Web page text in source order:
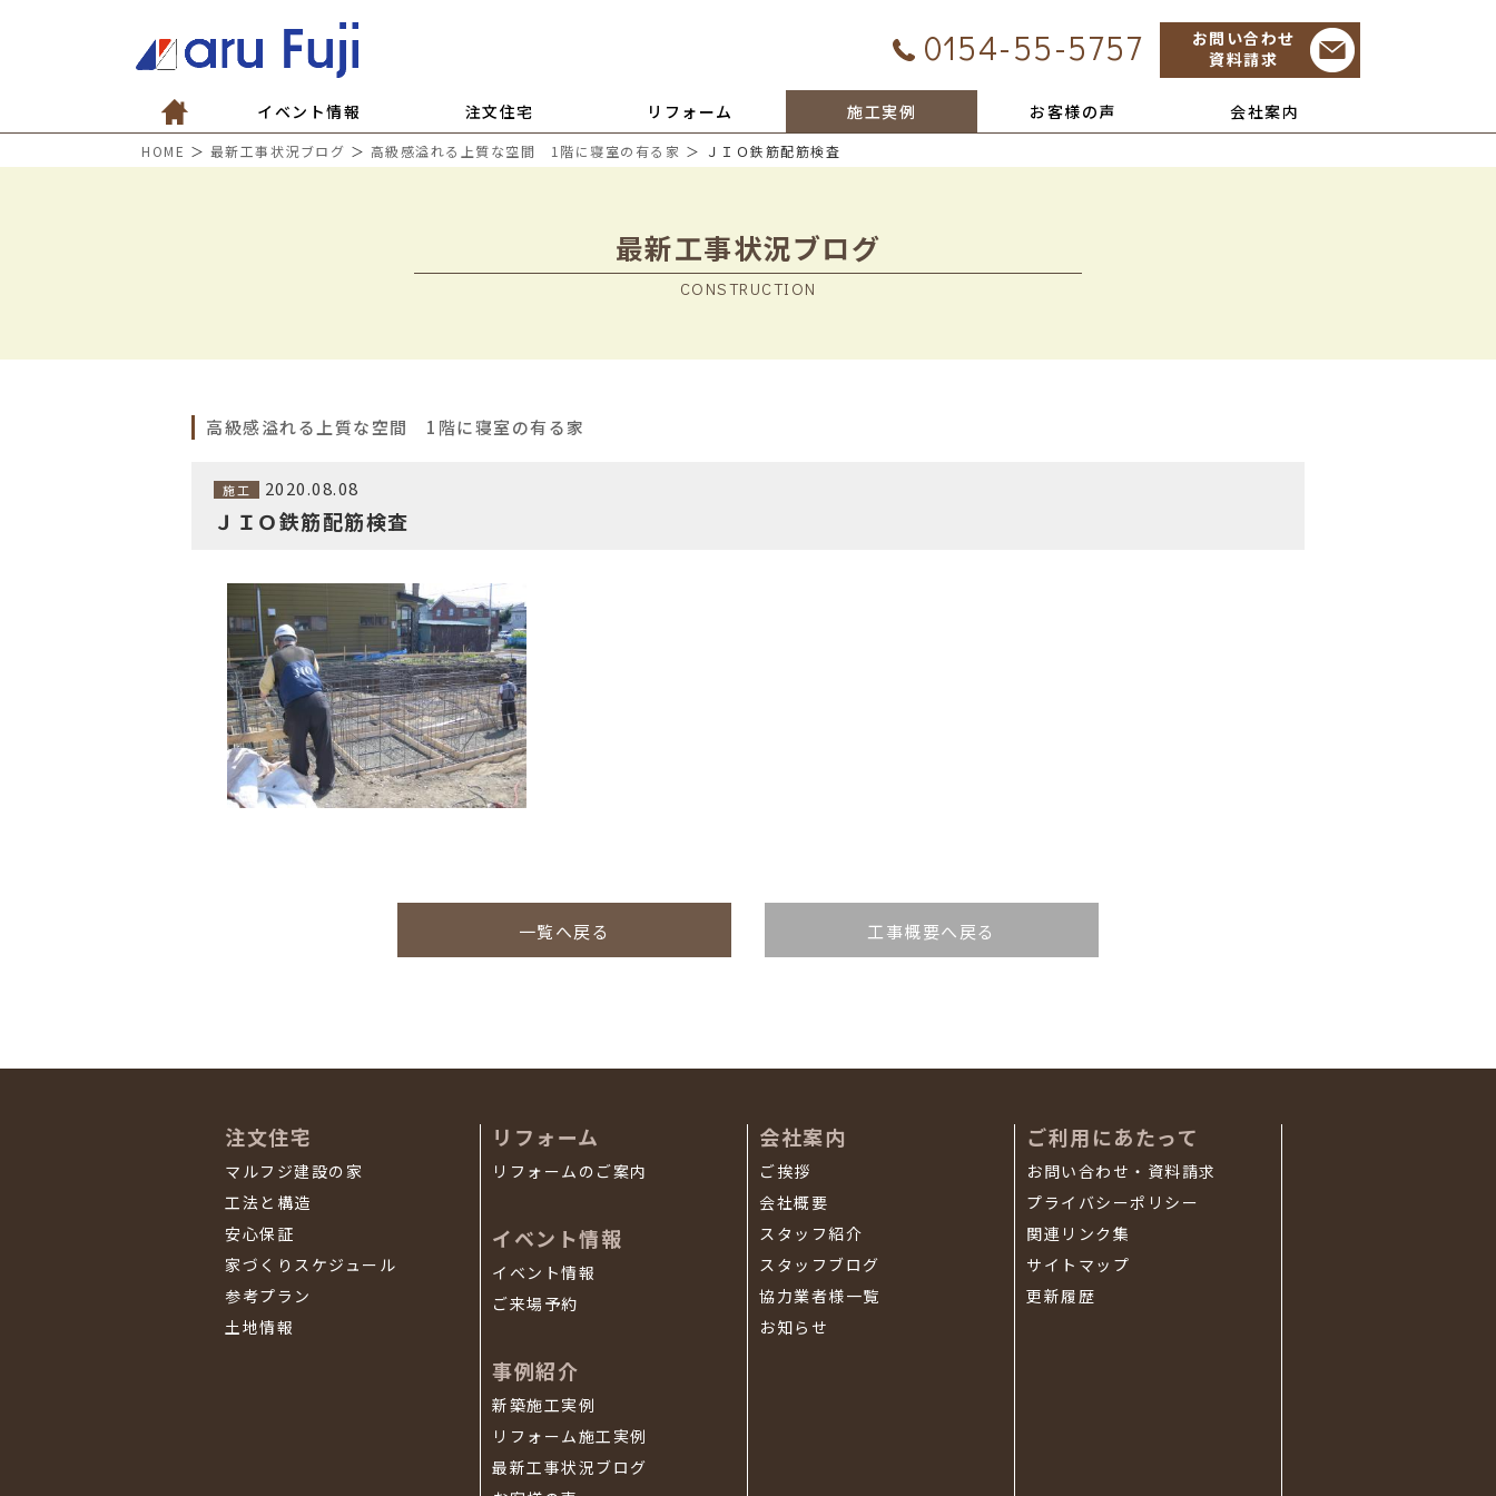
0154-55-5757
お問い合わせ
資料請求
イベント情報 注文住宅 リフォーム 施工実例 お客様の声 会社案内
HOME ＞ 最新工事状況ブログ ＞ 高級感溢れる上質な空間 1階に寝室の有る家 ＞ ＪＩＯ鉄筋配筋検査
最新工事状況ブログ
CONSTRUCTION
高級感溢れる上質な空間 1階に寝室の有る家
施工 2020.08.08
ＪＩＯ鉄筋配筋検査
一覧へ戻る 工事概要へ戻る
注文住宅
マルフジ建設の家
工法と構造
安心保証
家づくりスケジュール
参考プラン
土地情報
リフォーム
リフォームのご案内
イベント情報
イベント情報
ご来場予約
事例紹介
新築施工実例
リフォーム施工実例
最新工事状況ブログ
会社案内
ご挨拶
会社概要
スタッフ紹介
スタッフブログ
協力業者様一覧
お知らせ
ご利用にあたって
お問い合わせ・資料請求
プライバシーポリシー
関連リンク集
サイトマップ
更新履歴